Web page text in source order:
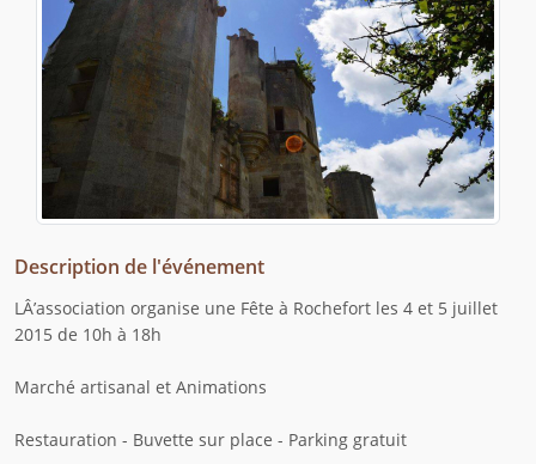
Description de l'événement
LÂ’association organise une Fête à Rochefort les 4 et 5 juillet
2015 de 10h à 18h
Marché artisanal et Animations
Restauration - Buvette sur place - Parking gratuit